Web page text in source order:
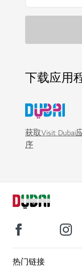
下载应用
获取Visit Dubai
序
热门链接